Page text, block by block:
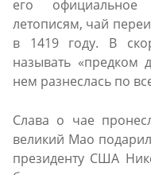
его официальное
летописям, чай
в 1419 году. В
называть «предком
нем разнеслась по
Слава о чае
великий Мао
президенту США